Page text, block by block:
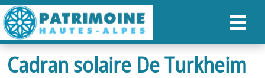
ACCUEIL
Cadran solaire De Turkheim